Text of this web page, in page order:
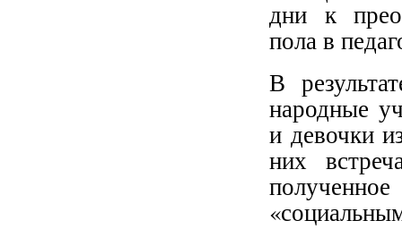
дни к
пола в
В
народные
и девочки
них